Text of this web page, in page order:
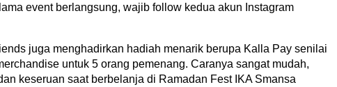
event berlangsung, wajib follow kedua akun Instagram
juga menghadirkan hadiah menarik berupa Kalla Pay senilai
untuk 5 orang pemenang. Caranya sangat mudah,
keseruan saat berbelanja di Ramadan Fest IKA Smansa